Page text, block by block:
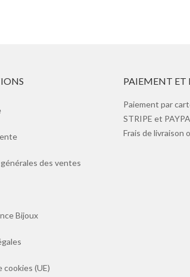
des ventes
Bijoux
cookies (UE)
PAIEMENT ET
Paiement par
STRIPE et
Frais de livraison